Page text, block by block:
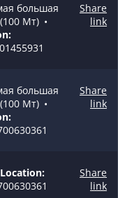
большая
Мт) •
Share
link
большая
Мт) •
Share
link
Location:
Share
link